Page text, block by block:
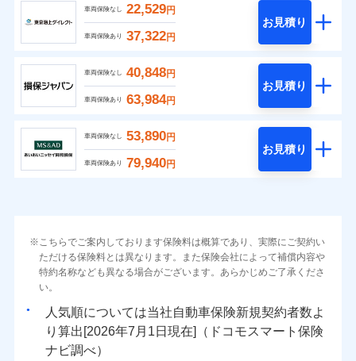
車両保険なし 22,529円
車両保険あり 37,322円
お見積り
車両保険なし 40,848円
車両保険あり 63,984円
お見積り
車両保険なし 53,890円
車両保険あり 79,940円
お見積り
こちらでご案内しております保険料は概算であり、実際にご契約い
ただける保険料とは異なります。また保険会社によって補償内容や
特約名称なども異なる場合がございます。あらかじめご了承くださ
い。
人気順については当社
新規契約者数よ
り算出[
年 月
日現在]（ドコモスマート保険
ナビ調べ）